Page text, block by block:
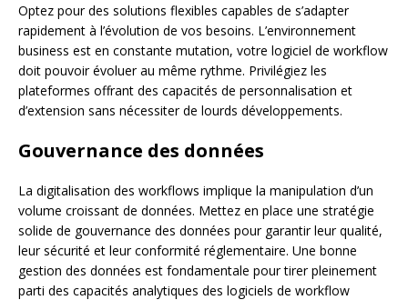
Optez pour des solutions flexibles capables de s’adapter
rapidement à l’évolution de vos besoins. L’environnement
business est en constante mutation, votre logiciel de workflow
doit pouvoir évoluer au même rythme. Privilégiez les
plateformes offrant des capacités de personnalisation et
d’extension sans nécessiter de lourds développements.
Gouvernance des données
La digitalisation des workflows implique la manipulation d’un
volume croissant de données. Mettez en place une stratégie
solide de gouvernance des données pour garantir leur qualité,
leur sécurité et leur conformité réglementaire. Une bonne
gestion des données est fondamentale pour tirer pleinement
parti des capacités analytiques des logiciels de workflow